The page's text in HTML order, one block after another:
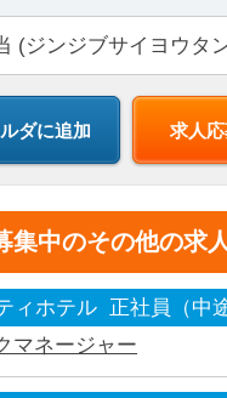
(ジンジブサイヨウタ
求人
集中のその他の求
ィホテル
正社員（中
マネージャー